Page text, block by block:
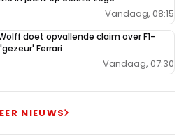
Vandaag, 08:15
doet opvallende claim over F1-
Ferrari
Vandaag, 07:30
NIEUWS